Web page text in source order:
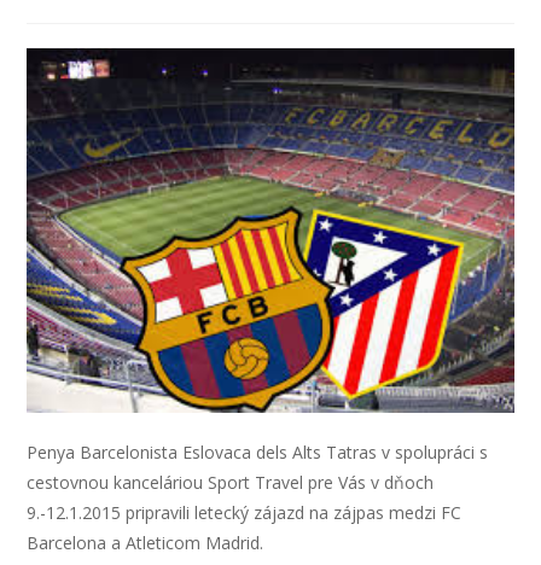
Penya Barcelonista Eslovaca dels Alts Tatras v spolupráci s
cestovnou kanceláriou Sport Travel pre Vás v dňoch
9.-12.1.2015 pripravili letecký zájazd na zájpas medzi FC
Barcelona a Atleticom Madrid.